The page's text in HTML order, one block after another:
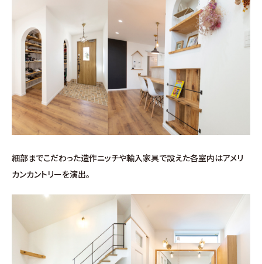
∟スタッフ紹介
お問い合わせ
∟総合お問い合わせ
∟資料請求
∟来場予約
細部までこだわった造作ニッチや輸入家具で設えた各室内はアメリ
カンカントリーを演出。